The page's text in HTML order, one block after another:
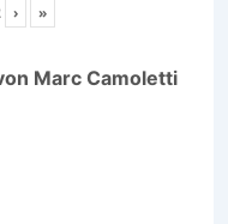
› »
Marc Camoletti